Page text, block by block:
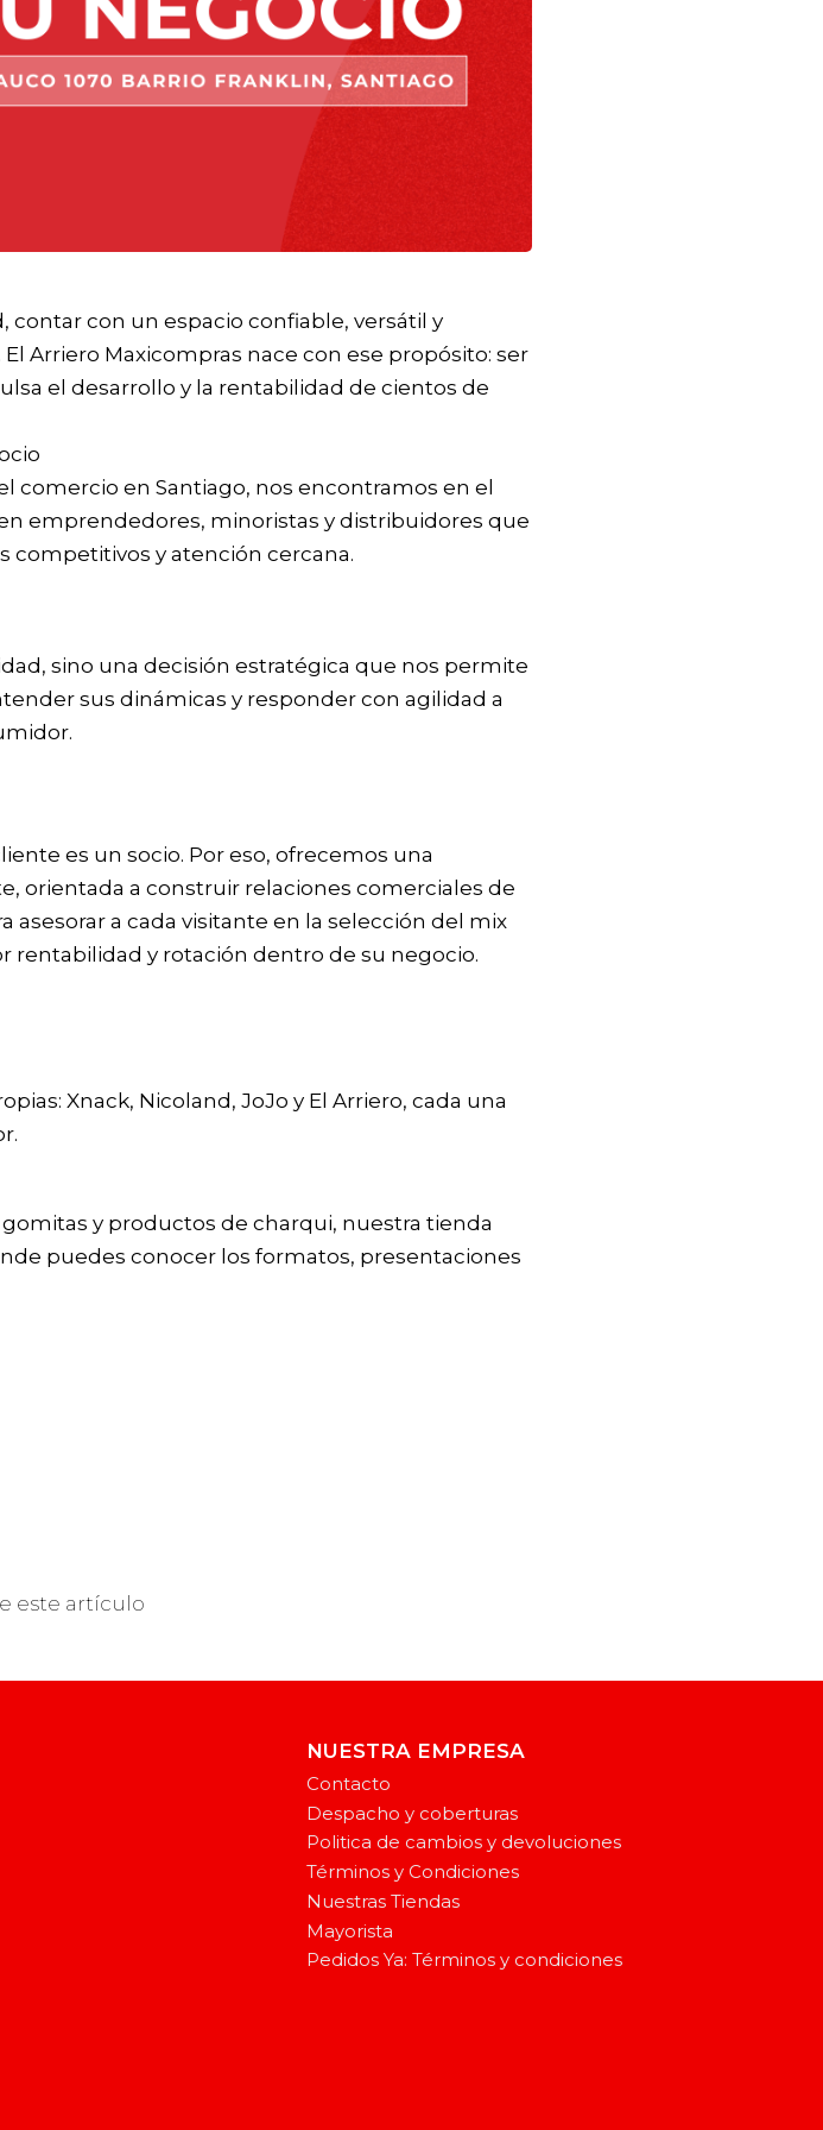
contar con un espacio confiable, versátil y
Arriero Maxicompras nace con ese propósito: ser
el desarrollo y la rentabilidad de cientos de
comercio en Santiago, nos encontramos en el
emprendedores, minoristas y distribuidores que
competitivos y atención cercana.
sino una decisión estratégica que nos permite
sus dinámicas y responder con agilidad a
es un socio. Por eso, ofrecemos una
orientada a construir relaciones comerciales de
asesorar a cada visitante en la selección del mix
rentabilidad y rotación dentro de su negocio.
Xnack, Nicoland, JoJo y El Arriero, cada una
y productos de charqui, nuestra tienda
puedes conocer los formatos, presentaciones
este artículo
NUESTRA EMPRESA
Contacto
Despacho y coberturas
Politica de cambios y devoluciones
Términos y Condiciones
Nuestras Tiendas
Mayorista
Pedidos Ya: Términos y condiciones